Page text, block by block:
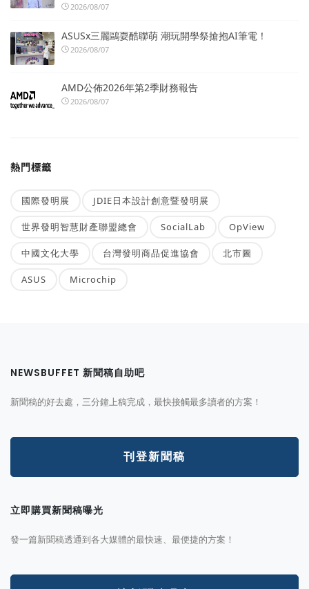
2026/08/07
ASUSx三麗鷗耍酷聯萌 潮玩開學祭搶抱AI筆電！
2026/08/07
AMD公佈2026年第2季財務報告
2026/08/07
熱門標籤
國際發明展 JDIE日本設計創意暨發明展
世界發明智慧財產聯盟總會 SocialLab OpView
中國文化大學 台灣發明商品促進協會 北市圖
ASUS Microchip
NEWSBUFFET 新聞稿自助吧
新聞稿的好去處，三分鐘上稿完成，最快接觸最多讀者的方案！
刊登新聞稿
立即購買新聞稿曝光
發一篇新聞稿透通到各大媒體的最快速、最便捷的方案！